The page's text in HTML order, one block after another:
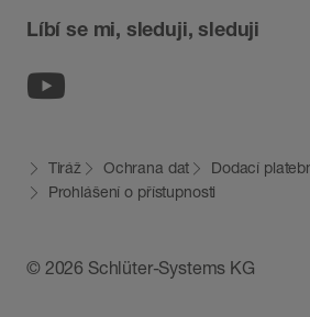
Líbí se mi, sleduji, sleduji
© 2026 Schlüter-Systems KG
Tiráž Ochrana dat
Dodací
Prohlášení o přístupnosti